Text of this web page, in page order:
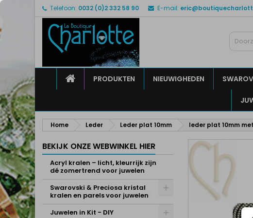
Telefoon: 0032 (0)2 332 58 90 E-mail:
HOMEPRODUKTEN NIEUWIGHEDEN
Home Leder Leder plat 10mm leder plat 10mm
BEKIJK ONZE WEBWINKEL HIER
Acryl kralen – licht, kleurrijk zijn
dé zomertrend voor juwelen
Swarovski & Preciosa kristal
kralen en parels voor juwelen
Juwelen in Kit - DIY
Mijn
Maak
Maak
U moet